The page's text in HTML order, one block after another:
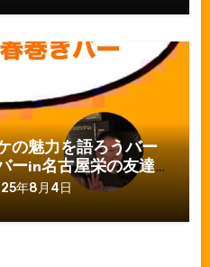
の魅力を語ろうバー
ーin名古屋栄の友達
バー
年8月4日